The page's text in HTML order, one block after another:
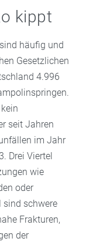
kippt
häufig und
Gesetzlichen
4.996
seit Jahren
im Jahr
Drei Viertel
wie
oder
sind schwere
Frakturen,
der